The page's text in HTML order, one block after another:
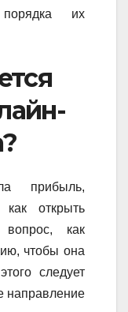
их
прибыль,
открыть
вопрос, как
чтобы она
следует
направление